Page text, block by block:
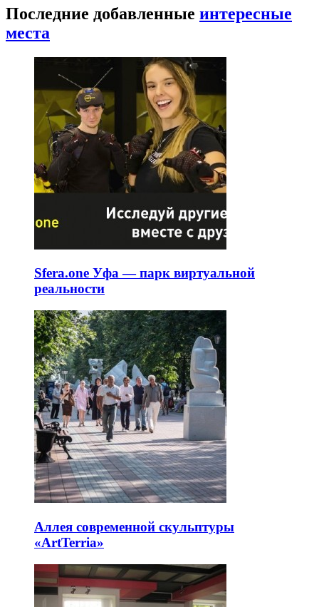
Последние добавленные интересные
места
Sfera.one Уфа — парк виртуальной
реальности
Аллея современной скульптуры
«ArtTerria»